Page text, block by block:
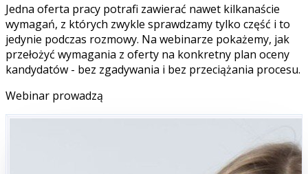
Jedna oferta pracy potrafi zawierać nawet kilkanaście
wymagań, z których zwykle sprawdzamy tylko część i to
jedynie podczas rozmowy. Na webinarze pokażemy, jak
przełożyć wymagania z oferty na konkretny plan oceny
kandydatów - bez zgadywania i bez przeciążania procesu.
Webinar prowadzą